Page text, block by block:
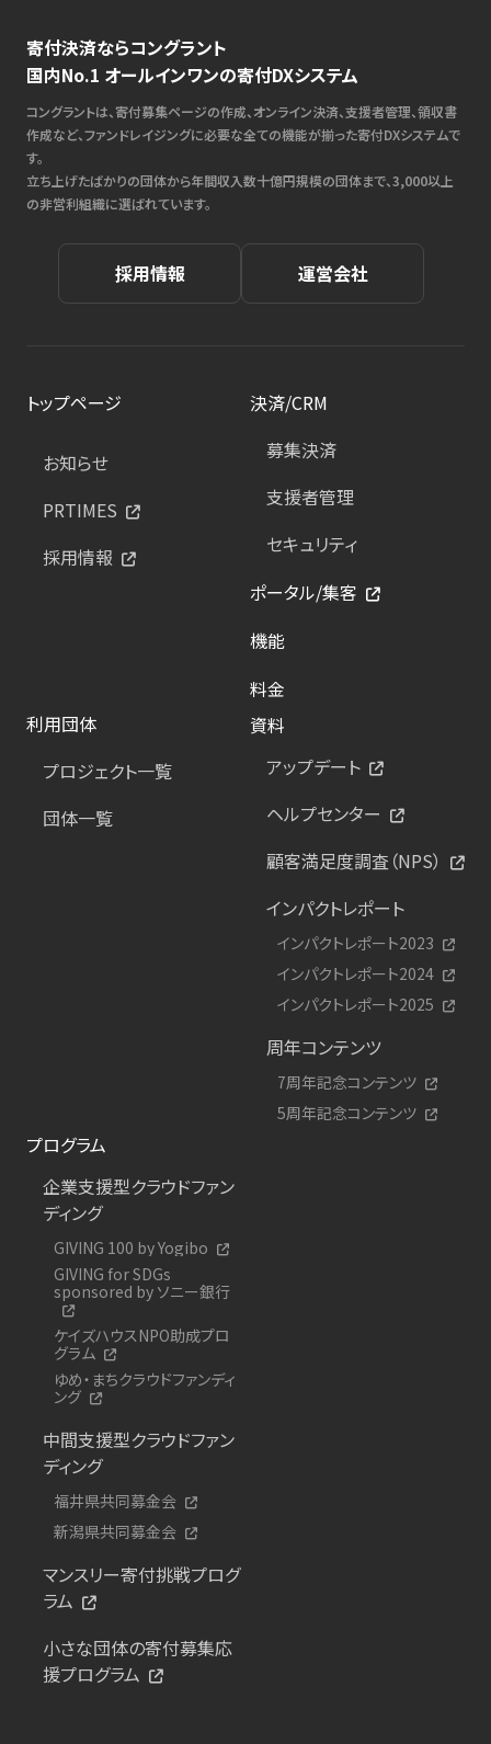
寄付決済ならコングラント
国内No.1 オールインワンの寄付DXシステム
コングラントは、寄付募集ページの作成、オンライン決済、支援者管理、領収書
作成など、ファンドレイジングに必要な全ての機能が揃った寄付DXシステムで
す。
立ち上げたばかりの団体から年間収入数十億円規模の団体まで、3,000以上
の非営利組織に選ばれています。
採用情報 運営会社
トップページ
お知らせ
PRTIMES
採用情報
決済/CRM
募集決済
支援者管理
セキュリティ
ポータル/集客
機能
料金
利用団体
プロジェクト一覧
団体一覧
資料
アップデート
ヘルプセンター
顧客満足度調査（NPS）
インパクトレポート
インパクトレポート2023
インパクトレポート2024
インパクトレポート2025
周年コンテンツ
7周年記念コンテンツ
5周年記念コンテンツ
プログラム
企業支援型クラウドファン
ディング
GIVING 100 by Yogibo
GIVING for SDGs
sponsored by ソニー銀行
ケイズハウスNPO助成プロ
グラム
ゆめ・まちクラウドファンディ
ング
中間支援型クラウドファン
ディング
福井県共同募金会
新潟県共同募金会
マンスリー寄付挑戦プログ
ラム
小さな団体の寄付募集応
援プログラム